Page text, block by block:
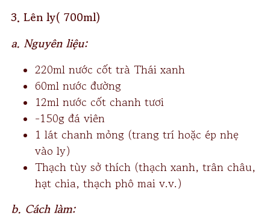
3. Lên ly( 700ml)
a. Nguyên liệu:
220ml nước cốt trà Thái xanh
60ml nước đường
12ml nước cốt chanh tươi
-150g đá viên
1 lát chanh mỏng (trang trí hoặc ép nhẹ
vào ly)
Thạch tùy sở thích (thạch xanh, trân châu,
hạt chia, thạch phô mai v.v.)
b. Cách làm: